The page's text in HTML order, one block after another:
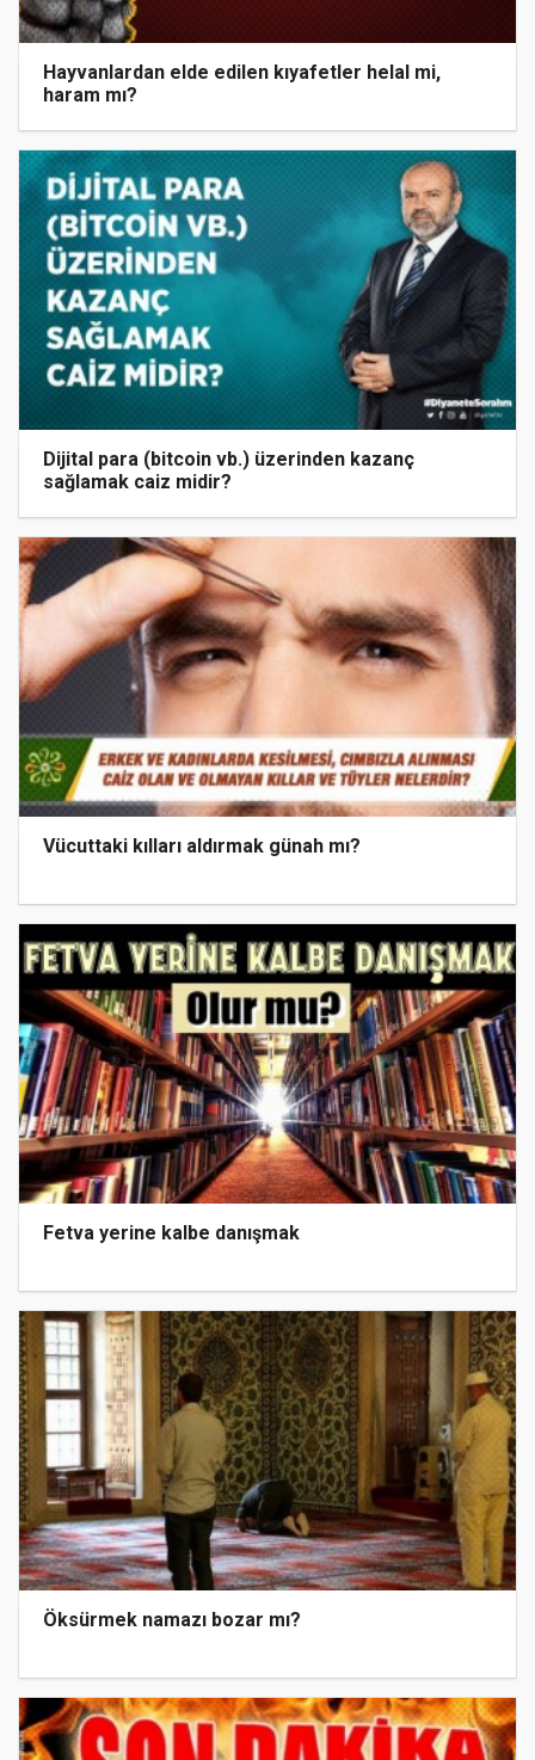
Hayvanlardan elde edilen kıyafetler helal mi,
haram mı?
Dijital para (bitcoin vb.) üzerinden kazanç
sağlamak caiz midir?
Vücuttaki kılları aldırmak günah mı?
Fetva yerine kalbe danışmak
Öksürmek namazı bozar mı?